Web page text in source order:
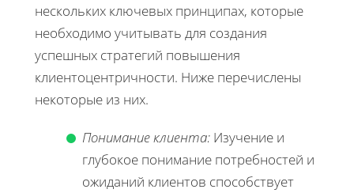
нескольких ключевых принципах, которые
необходимо учитывать для создания
успешных стратегий повышения
клиентоцентричности. Ниже перечислены
некоторые из них.
Понимание клиента: Изучение и
глубокое понимание потребностей и
ожиданий клиентов способствует